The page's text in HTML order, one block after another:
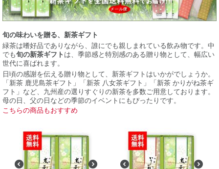
旬の味わいを贈る、新茶ギフト
緑茶は嗜好品でありながら、誰にでも親しまれている飲み物です。中
でも旬の新茶ギフト は、季節感と特別感のある贈り物として、幅広い
世代に喜ばれます。
日頃の感謝を伝える贈り物として、新茶ギフトはいかがでしょうか。
「新茶 鹿児島茶ギフト」「新茶 八女茶ギフト」「新茶 かりがね茶ギ
フト」など、九州産の選りすぐりの新茶を多数ご用意しております。
母の日、父の日などの季節のイベントにもぴったりです。
こちらの商品もおすすめ